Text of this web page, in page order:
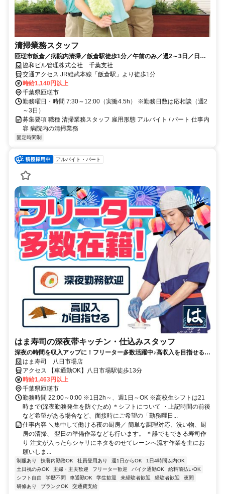
清掃業務スタッフ
匝瑳市飯倉／病院内清掃／飯倉駅徒歩1分／午前のみ／週2～3日／日数
応相談／女性活躍中／未経験者歓迎
協和ビル管理株式会社 千葉支社
交通アクセス JR総武本線「飯倉駅」より徒歩1分
時給1,140円以上
千葉県匝瑳市
勤務曜日・時間 7:30～12:00（実働4.5h） ※勤務日数は応相談（週2
～3日）
募集要項 職種 清掃業務スタッフ 雇用形態 アルバイト / パート 仕事内
容 病院内の清掃業務
固定時間制
アルバイト・パート
はま寿司の深夜帯キッチン・仕込みスタッフ
深夜の時間を収入アップに！フリーター多数活躍中♪高収入を目指せる環
境です！
はま寿司 八日市場店
アクセス 【車通勤OK】八日市場駅徒歩13分
時給1,463円以上
千葉県匝瑳市
勤務時間 22:00～0:00 ※1日2h～、週1日～OK ※高校生シフトは21
時まで(深夜勤務発生を防ぐため) ＊シフトについて ・上記時間の前後
など希望がある場合など、面接時にご希望の「勤務曜日...
仕事内容 ＼集中して働ける夜の厨房／ 簡単な調理対応、洗い物、厨
房の清掃、 翌日の準備作業なども行います。 ＊誰でもできる寿司作
り 注文が入ったらシャリにネタをのせてレーンへ流す作業を主にお
願いしま...
制服あり 扶養内勤務OK 社員登用あり 週1日からOK
1日4時間以内OK
土日祝のみOK
主婦・主夫歓迎 フリーター歓迎 バイク通勤OK
給料前払いOK
シフト自由
学歴不問 車通勤OK 学生歓迎 未経験者歓迎 経験者歓迎
夜間
研修あり
ブランクOK 交通費支給